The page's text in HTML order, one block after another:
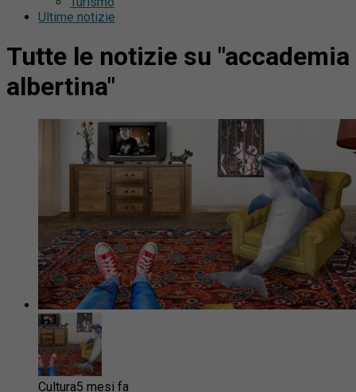
Ultime notizie
Tutte le notizie su "accademia
albertina"
Cultura5 mesi fa